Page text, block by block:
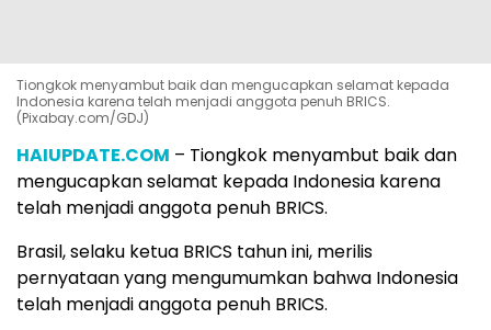
Tiongkok menyambut baik dan mengucapkan selamat kepada
Indonesia karena telah menjadi anggota penuh BRICS.
(Pixabay.com/GDJ)
HAIUPDATE.COM – Tiongkok menyambut baik dan
mengucapkan selamat kepada Indonesia karena
telah menjadi anggota penuh BRICS.
Brasil, selaku ketua BRICS tahun ini, merilis
pernyataan yang mengumumkan bahwa Indonesia
telah menjadi anggota penuh BRICS.